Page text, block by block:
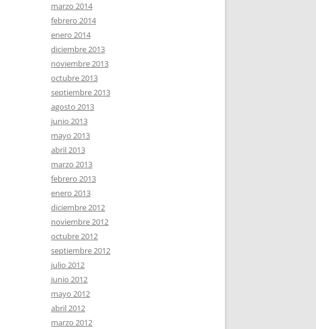
marzo 2014
febrero 2014
enero 2014
diciembre 2013
noviembre 2013
octubre 2013
septiembre 2013
agosto 2013
junio 2013
mayo 2013
abril 2013
marzo 2013
febrero 2013
enero 2013
diciembre 2012
noviembre 2012
octubre 2012
septiembre 2012
julio 2012
junio 2012
mayo 2012
abril 2012
marzo 2012